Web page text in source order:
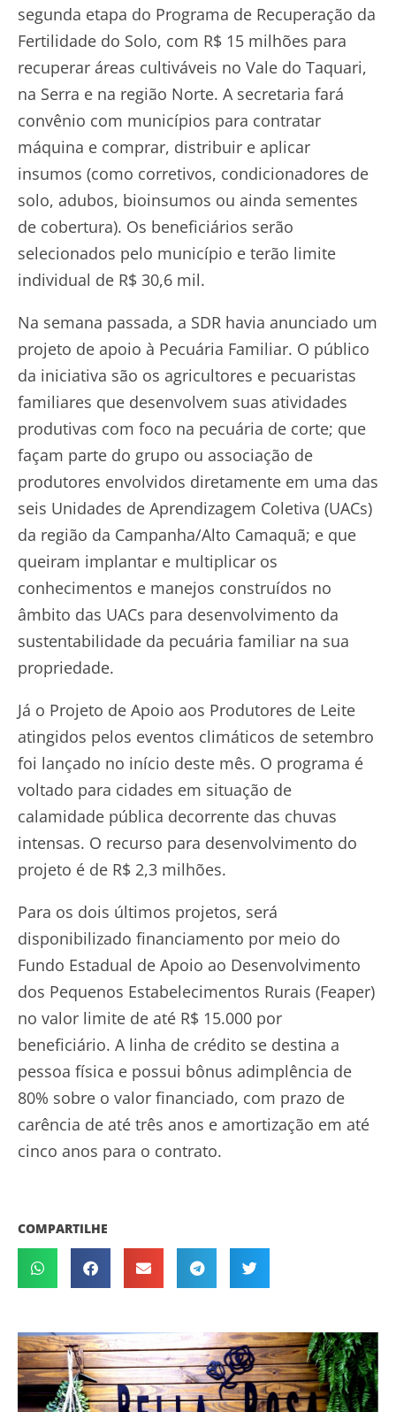
segunda etapa do Programa de Recuperação da
Fertilidade do Solo, com R$ 15 milhões para
recuperar áreas cultiváveis no Vale do Taquari,
na Serra e na região Norte. A secretaria fará
convênio com municípios para contratar
máquina e comprar, distribuir e aplicar
insumos (como corretivos, condicionadores de
solo, adubos, bioinsumos ou ainda sementes
de cobertura). Os beneficiários serão
selecionados pelo município e terão limite
individual de R$ 30,6 mil.
Na semana passada, a SDR havia anunciado um
projeto de apoio à Pecuária Familiar. O público
da iniciativa são os agricultores e pecuaristas
familiares que desenvolvem suas atividades
produtivas com foco na pecuária de corte; que
façam parte do grupo ou associação de
produtores envolvidos diretamente em uma das
seis Unidades de Aprendizagem Coletiva (UACs)
da região da Campanha/Alto Camaquã; e que
queiram implantar e multiplicar os
conhecimentos e manejos construídos no
âmbito das UACs para desenvolvimento da
sustentabilidade da pecuária familiar na sua
propriedade.
Já o Projeto de Apoio aos Produtores de Leite
atingidos pelos eventos climáticos de setembro
foi lançado no início deste mês. O programa é
voltado para cidades em situação de
calamidade pública decorrente das chuvas
intensas. O recurso para desenvolvimento do
projeto é de R$ 2,3 milhões.
Para os dois últimos projetos, será
disponibilizado financiamento por meio do
Fundo Estadual de Apoio ao Desenvolvimento
dos Pequenos Estabelecimentos Rurais (Feaper)
no valor limite de até R$ 15.000 por
beneficiário. A linha de crédito se destina a
pessoa física e possui bônus adimplência de
80% sobre o valor financiado, com prazo de
carência de até três anos e amortização em até
cinco anos para o contrato.
COMPARTILHE